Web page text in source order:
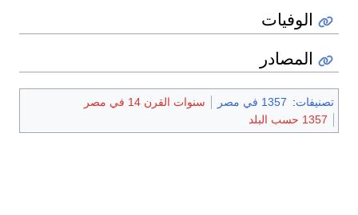
الوفيات
المصادر
تصنيفات: 1357 في مصر
سنوات القرن 14 في مصر
1357 حسب البلد